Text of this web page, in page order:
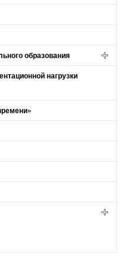
образования
нагрузки